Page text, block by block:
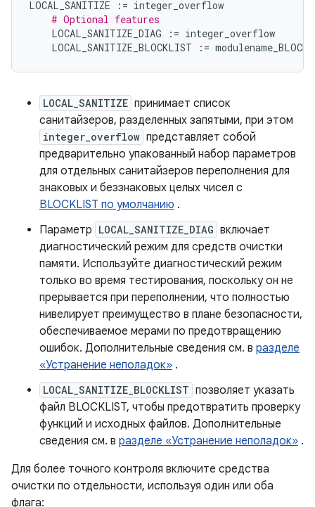
LOCAL_SANITIZE := integer_overflow
# Optional features
LOCAL_SANITIZE_DIAG
:= integer_overflow
LOCAL_SANITIZE_BLOCKLIST
:=
LOCAL_SANITIZE принимает список
санитайзеров, разделенных запятыми, при этом
integer_overflow представляет собой
предварительно упакованный набор параметров
для отдельных санитайзеров переполнения для
знаковых и беззнаковых целых чисел с
BLOCKLIST по умолчанию .
Параметр LOCAL_SANITIZE_DIAG включает
диагностический режим для средств очистки
памяти. Используйте диагностический режим
только во время тестирования, поскольку он не
прерывается при переполнении, что полностью
нивелирует преимущество в плане безопасности,
обеспечиваемое мерами по предотвращению
ошибок. Дополнительные сведения см. в разделе
«Устранение неполадок» .
LOCAL_SANITIZE_BLOCKLIST позволяет указать
файл BLOCKLIST, чтобы предотвратить проверку
функций и исходных файлов. Дополнительные
сведения см. в разделе «Устранение неполадок» .
Для более точного контроля включите средства
очистки по отдельности, используя один или оба
флага: